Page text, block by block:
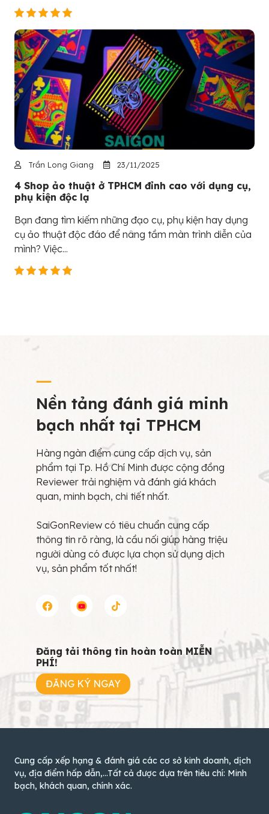
Trần Long Giang 23/11/2025
4 Shop ảo thuật ở TPHCM đỉnh cao với dụng cụ,
phụ kiện độc lạ
Bạn đang tìm kiếm những đạo cụ, phụ kiện hay dụng
cụ ảo thuật độc đáo để nâng tầm màn trình diễn của
mình? Việc...
Nền tảng đánh giá minh
bạch nhất tại TPHCM
Hàng ngàn điểm cung cấp dịch vụ, sản
phẩm tại Tp. Hồ Chí Minh được cộng đồng
Reviewer trải nghiệm và đánh giá khách
quan, minh bạch, chi tiết nhất.
SaiGonReview có tiêu chuẩn cung cấp
thông tin rõ ràng, là cầu nối giúp hàng triệu
người dùng có được lựa chọn sử dụng dịch
vụ, sản phẩm tốt nhất!
Đăng tải thông tin hoàn toàn MIỄN
PHÍ!
ĐĂNG KÝ NGAY
Cung cấp xếp hạng & đánh giá các cơ sở kinh doanh, dịch
vụ, địa điểm hấp dẫn,...Tất cả được dựa trên tiêu chí: Minh
bạch, khách quan, chính xác.